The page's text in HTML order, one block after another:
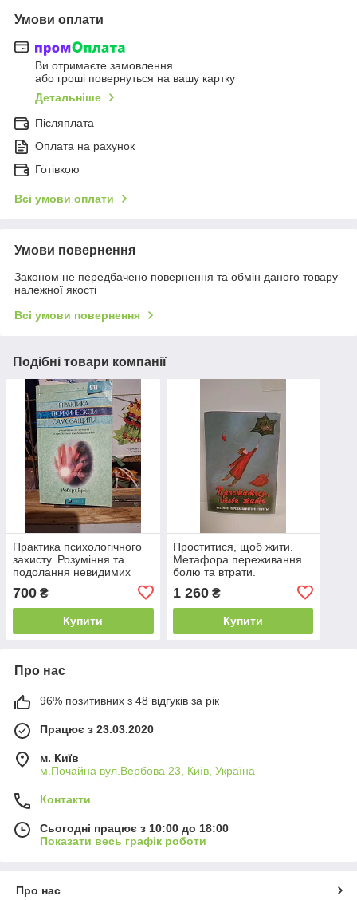
Умови оплати
Ви отримаєте замовлення
або гроші повернуться на вашу картку
Детальніше
Післяплата
Оплата на рахунок
Готівкою
Всі умови оплати
Умови повернення
Законом не передбачено повернення та обмін даного товару
належної якості
Всі умови повернення
Подібні товари компанії
Практика психологічного
захисту. Розуміння та
подолання невидимих ​​
700 ₴
Купити
Проститися, щоб жити.
Метафора переживання
болю та втрати.
1 260₴
Купити
Про нас
96% позитивних з 48 відгуків за рік
Працює з 23.03.2020
м. Київ
м.Почайна вул.Вербова 23, Київ, Україна
Контакти
Сьогодні працює з 10:00 до 18:00
Показати весь графік роботи
Про нас